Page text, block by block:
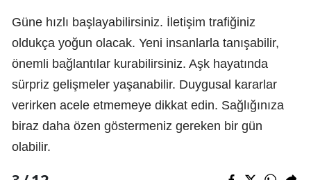
Güne hızlı başlayabilirsiniz. İletişim trafiğiniz
oldukça yoğun olacak. Yeni insanlarla tanışabilir,
önemli bağlantılar kurabilirsiniz. Aşk hayatında
sürpriz gelişmeler yaşanabilir. Duygusal kararlar
verirken acele etmemeye dikkat edin. Sağlığınıza
biraz daha özen göstermeniz gereken bir gün
olabilir.